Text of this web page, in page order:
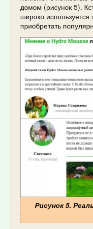
домом (рисунок 5).
широко
приобретать
Рисунок 5.